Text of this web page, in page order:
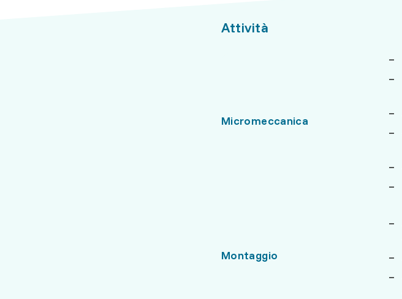
Attività
Micromeccanica
Montaggio